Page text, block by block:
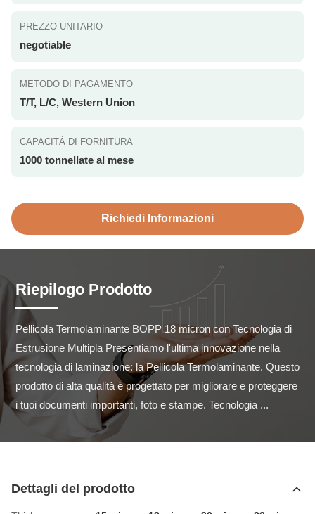
PREZZO UNITARIO
negotiable
METODO DI PAGAMENTO
T/T, L/C, Western Union
CAPACITÀ DI FORNITURA
1000 tonnellate al mese
Richiedi Informazioni
Riepilogo Prodotto
Pellicola Termolaminante BOPP 18 micron con Tecnologia di
Estrusione Multipla Presentiamo l'ultima innovazione nella
tecnologia di laminazione: la Pellicola Termolaminante. Questo
prodotto di alta qualità è progettato per migliorare e proteggere
i tuoi documenti importanti, foto e stampe. Tecnologia ...
Dettagli del prodotto